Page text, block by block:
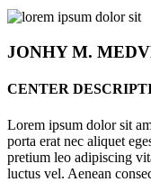
JONHYM.
CENTER
Lorem ipsum dolor sit
porta erat nec aliquet
pretium leo adipiscing
luctus vel. Aenean